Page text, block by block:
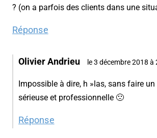
? (on a parfois des clients dans une
Réponse
Olivier Andrieu le 3 décembre 2018 à
Impossible à dire, h »las, sans faire un
sérieuse et professionnelle 🙁
Réponse